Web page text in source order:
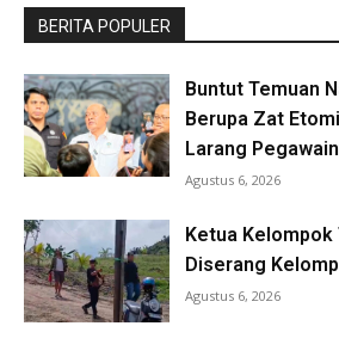
BERITA POPULER
Buntut Temuan
Berupa Zat
Larang
Agustus 6, 2026
Ketua Kelompok
Diserang
Agustus 6, 2026